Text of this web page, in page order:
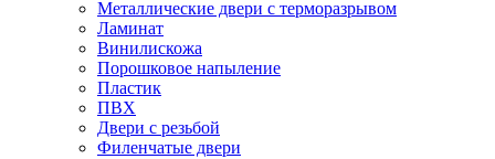
Металлические двери с терморазрывом
Ламинат
Винилискожа
Порошковое напыление
Пластик
ПВХ
Двери с резьбой
Филенчатые двери